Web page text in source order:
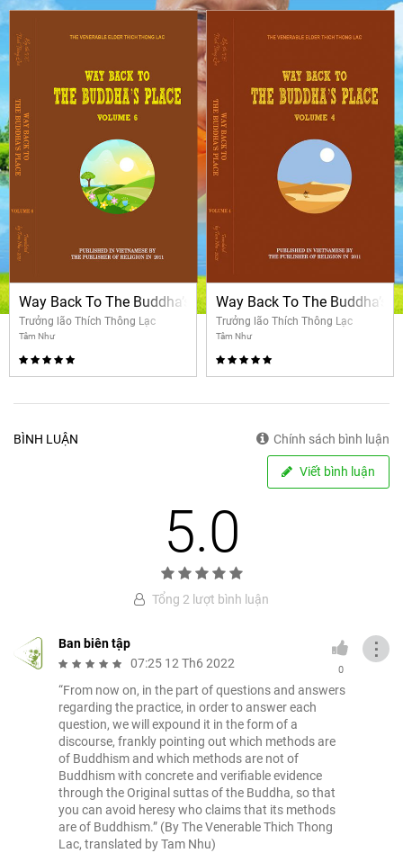
Way Back To The Buddha’s Place – Volume 6
Trưởng lão Thích Thông Lạc
Tâm Như
Way Back To The Buddha’s
Trưởng lão Thích Thông Lạc
Tâm Như
BÌNH LUẬN Chính sách bình luận
Viết bình luận
5.0
Tổng 2 lượt bình luận
Ban biên tập
07:25 12 Th6 2022
0
“From now on, in the part of questions and answers
regarding the practice, in order to answer each
question, we will expound it in the form of a
discourse, frankly pointing out which methods are
of Buddhism and which methods are not of
Buddhism with concrete and verifiable evidence
through the Original suttas of the Buddha, so that
you can avoid heresy who claims that its methods
are of Buddhism.” (By The Venerable Thich Thong
Lac, translated by Tam Nhu)
⋮